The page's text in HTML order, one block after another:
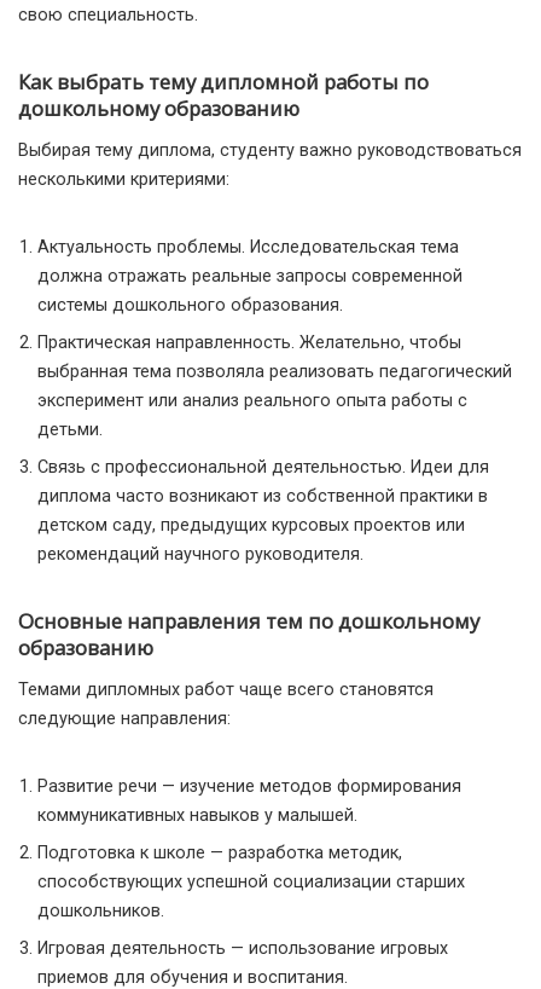
свою специальность.
Как выбрать тему дипломной работы по
дошкольному образованию
Выбирая тему диплома, студенту важно руководствоваться
несколькими критериями:
Актуальность проблемы. Исследовательская тема
должна отражать реальные запросы современной
системы дошкольного образования.
Практическая направленность. Желательно, чтобы
выбранная тема позволяла реализовать педагогический
эксперимент или анализ реального опыта работы с
детьми.
Связь с профессиональной деятельностью. Идеи для
диплома часто возникают из собственной практики в
детском саду, предыдущих курсовых проектов или
рекомендаций научного руководителя.
Основные направления тем по дошкольному
образованию
Темами дипломных работ чаще всего становятся
следующие направления:
Развитие речи — изучение методов формирования
коммуникативных навыков у малышей.
Подготовка к школе — разработка методик,
способствующих успешной социализации старших
дошкольников.
Игровая деятельность — использование игровых
приемов для обучения и воспитания.